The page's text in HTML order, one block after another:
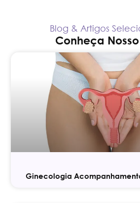
Blog & Artigos
Conheça
Ginecologia